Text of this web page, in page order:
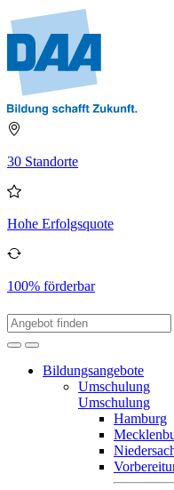
30 Standorte
Hohe Erfolgsquote
100% förderbar
Bildungsangebote
Umschulung
Umschulung
Hamburg